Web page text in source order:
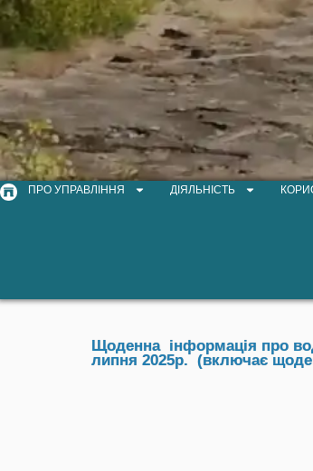
ПРО УПРАВЛІННЯ ДІЯЛЬНІСТЬ
Щоденна інформація про
липня 2025р. (включає